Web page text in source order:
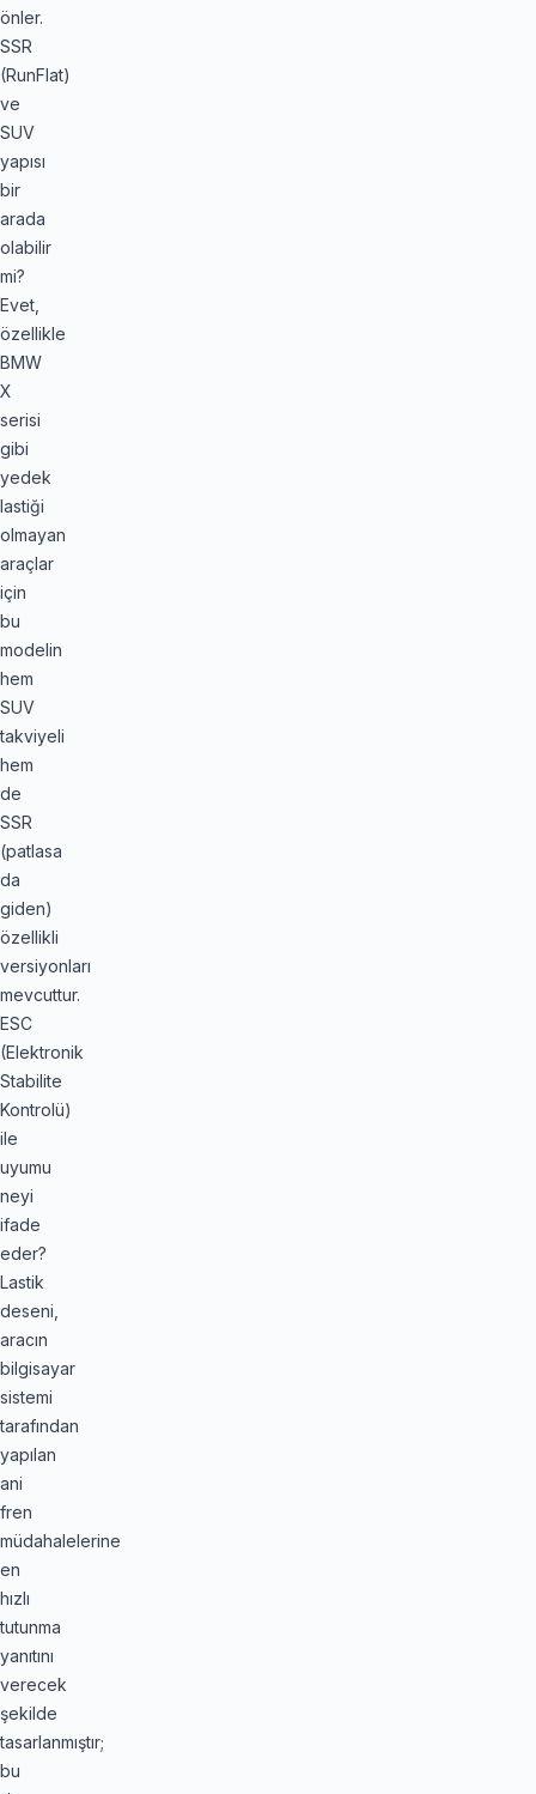
önler.
SSR
(RunFlat)
ve
SUV
yapısı
bir
arada
olabilir
mi?
Evet,
özellikle
BMW
X
serisi
gibi
yedek
lastiği
olmayan
araçlar
için
bu
modelin
hem
SUV
takviyeli
hem
de
SSR
(patlasa
da
giden)
özellikli
versiyonları
mevcuttur.
ESC
(Elektronik
Stabilite
Kontrolü)
ile
uyumu
neyi
ifade
eder?
Lastik
deseni,
aracın
bilgisayar
sistemi
tarafından
yapılan
ani
fren
müdahalelerine
en
hızlı
tutunma
yanıtını
verecek
şekilde
tasarlanmıştır;
bu